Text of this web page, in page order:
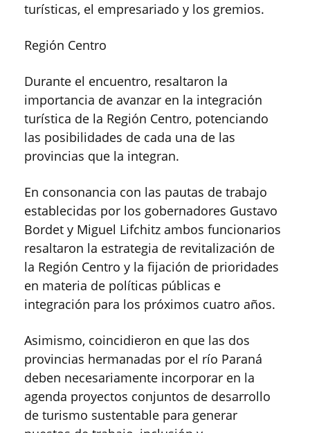
turísticas, el empresariado y los gremios.
Región Centro
Durante el encuentro, resaltaron la
importancia de avanzar en la integración
turística de la Región Centro, potenciando
las posibilidades de cada una de las
provincias que la integran.
En consonancia con las pautas de trabajo
establecidas por los gobernadores Gustavo
Bordet y Miguel Lifchitz ambos funcionarios
resaltaron la estrategia de revitalización de
la Región Centro y la fijación de prioridades
en materia de políticas públicas e
integración para los próximos cuatro años.
Asimismo, coincidieron en que las dos
provincias hermanadas por el río Paraná
deben necesariamente incorporar en la
agenda proyectos conjuntos de desarrollo
de turismo sustentable para generar